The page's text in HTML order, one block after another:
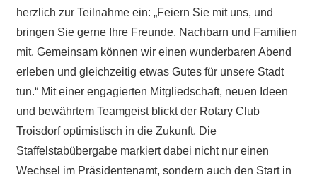
herzlich zur Teilnahme ein: „Feiern Sie mit uns, und
bringen Sie gerne Ihre Freunde, Nachbarn und Familien
mit. Gemeinsam können wir einen wunderbaren Abend
erleben und gleichzeitig etwas Gutes für unsere Stadt
tun.“ Mit einer engagierten Mitgliedschaft, neuen Ideen
und bewährtem Teamgeist blickt der Rotary Club
Troisdorf optimistisch in die Zukunft. Die
Staffelstabübergabe markiert dabei nicht nur einen
Wechsel im Präsidentenamt, sondern auch den Start in